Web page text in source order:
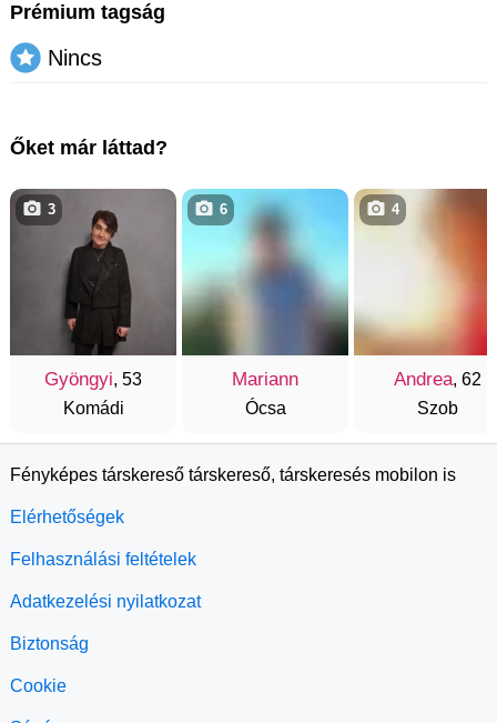
Prémium tagság
Nincs
Őket már láttad?
Gyöngyi, 53
Komádi
3
Mariann
Ócsa
6
Andrea, 62
Szob
4
Fényképes társkereső társkereső, társkeresés mobilon is
Elérhetőségek
Felhasználási feltételek
Adatkezelési nyilatkozat
Biztonság
Cookie